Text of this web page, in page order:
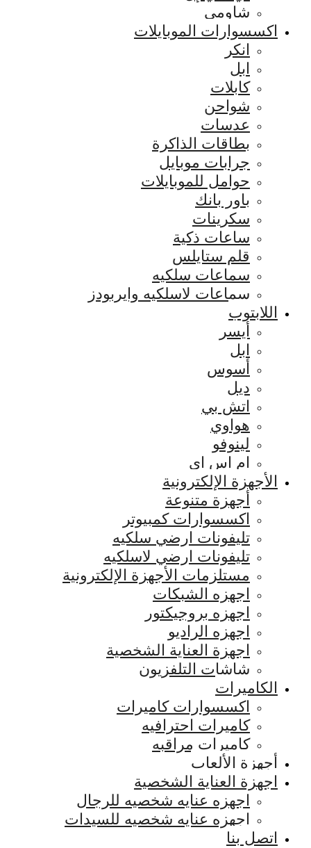
شاومي
اكسسوارات الموبايلات
انكر
ابل
كابلات
شواحن
عدسات
بطاقات الذاكرة
جرابات موبايل
حوامل للموبايلات
باور بانك
سكرينات
ساعات ذكية
قلم ستايلس
سماعات سلكيه
سماعات لاسلكيه وايربودز
اللابتوب
أيسر
ابل
أسوس
ديل
اتش بي
هواوي
لينوفو
ام اس اي
الأجهزة الإلكترونية
أجهزة متنوعة
اكسسوارات كمبيوتر
تليفونات ارضي سلكيه
تليفونات ارضي لاسلكيه
مستلزمات الأجهزة الإلكترونية
اجهزه الشبكات
اجهزه بروجيكتور
اجهزه الراديو
اجهزة العناية الشخصية
شاشات التلفزيون
الكاميرات
اكسسوارات كاميرات
كاميرات احترافيه
كاميرات مراقبه
أجهزة الألعاب
اجهزة العناية الشخصية
اجهزه عنايه شخصيه للرجال
اجهزه عنايه شخصيه للسيدات
اتصل بنا